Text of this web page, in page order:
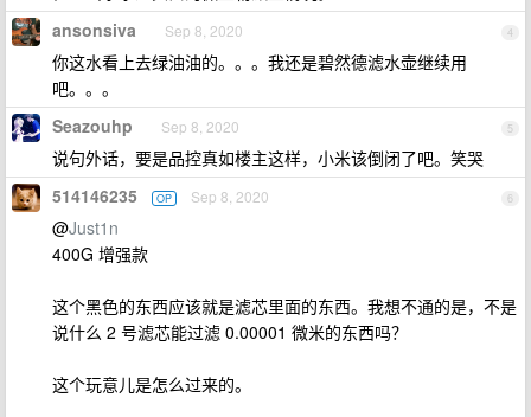
4
ansonsiva Sep 8, 2020
你这水看上去绿油油的。。。我还是碧然德滤水壶继续用
吧。。。
5
Seazouhp Sep 8, 2020
说句外话，要是品控真如楼主这样，小米该倒闭了吧。笑哭
6
514146235 OP Sep 8, 2020
@Just1n
400G 增强款
这个黑色的东西应该就是滤芯里面的东西。我想不通的是，不是
说什么 2 号滤芯能过滤 0.00001 微米的东西吗？
这个玩意儿是怎么过来的。